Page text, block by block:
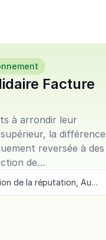
Facture
à arrondir leur
la différence
reversée à des
de
Amélioration de la réputation, Augmentation de l'usage, Fidélisation